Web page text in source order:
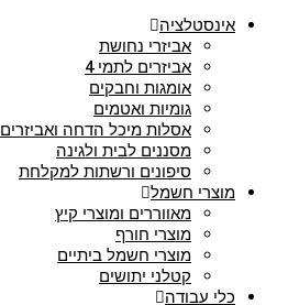
אינסטלציה
אביזרי נחושת
אביזרים לתמי 4
אומגות וחבקים
גומיות ואטמים
אסלות מיכל הדחה ואביזרים
מסננים לבית ולגינה
סיפונים ורשתות למקלחת
מוצרי חשמל
מאווררים ומוצרי קיץ
מוצרי חורף
מוצרי חשמל ביתיים
קטלני יתושים
כלי עבודה